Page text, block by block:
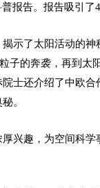
报告。报告吸引了
示了太阳活动的
的奔袭，再到太
士还介绍了中欧
。
兴趣，为空间科学